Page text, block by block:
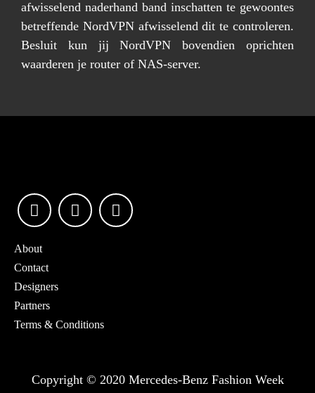
afwisselend naderhand band inschatten te gewoontes
betreffende NordVPN afwisselend dit te controleren.
Besluit kun jij NordVPN bovendien oprichten
waarderen je router of NAS-server.
About
Contact
Designers
Partners
Terms & Conditions
Copyright © 2020 Mercedes-Benz Fashion Week